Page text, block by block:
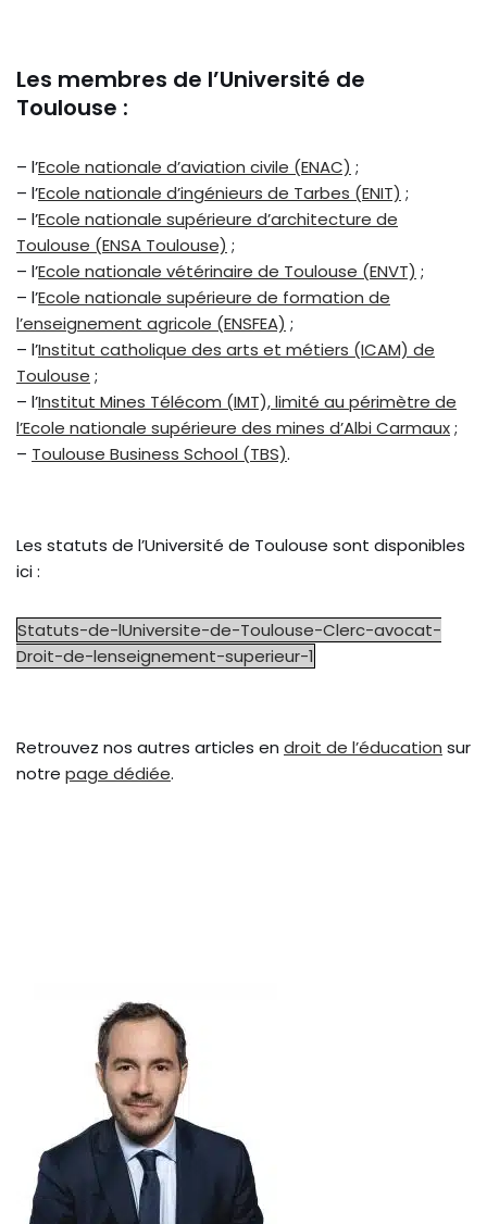
Les membres de l’Université de
Toulouse :
– l’Ecole nationale d’aviation civile (ENAC) ;
– l’Ecole nationale d’ingénieurs de Tarbes (ENIT) ;
– l’Ecole nationale supérieure d’architecture de
Toulouse (ENSA Toulouse) ;
– l’Ecole nationale vétérinaire de Toulouse (ENVT) ;
– l’Ecole nationale supérieure de formation de
l’enseignement agricole (ENSFEA) ;
– l’Institut catholique des arts et métiers (ICAM) de
Toulouse ;
– l’Institut Mines Télécom (IMT), limité au périmètre de
l’Ecole nationale supérieure des mines d’Albi Carmaux;
– Toulouse Business School (TBS).
Les statuts de l’Université de Toulouse sont disponibles
ici :
Statuts-de-lUniversite-de-Toulouse-Clerc-avocat-
Droit-de-lenseignement-superieur-1
Retrouvez nos autres articles en droit de l’éducation sur
notre page dédiée.